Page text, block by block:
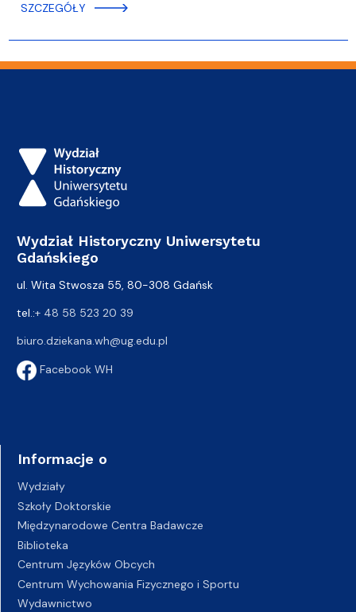
SZCZEGÓŁY
Wydział Historyczny Uniwersytetu
Gdańskiego
ul. Wita Stwosza 55, 80-308 Gdańsk
tel.:+ 48 58 523 20 39
biuro.dziekana.wh@ug.edu.pl
Facebook WH
Informacje o
Wydziały
Szkoły Doktorskie
Międzynarodowe Centra Badawcze
Biblioteka
Centrum Języków Obcych
Centrum Wychowania Fizycznego i Sportu
Wydawnictwo